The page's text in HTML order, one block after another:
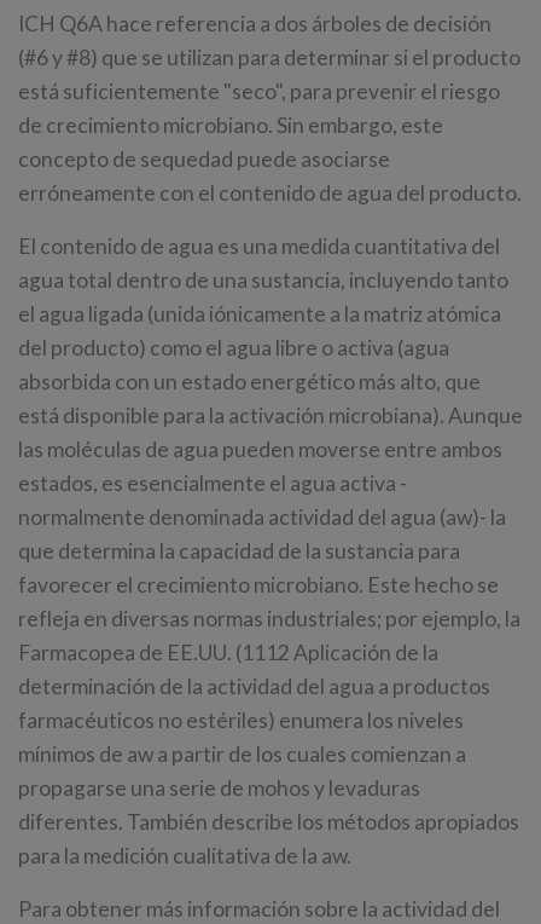
ICH Q6A hace referencia a dos árboles de decisión
(#6 y #8) que se utilizan para determinar si el producto
está suficientemente "seco", para prevenir el riesgo
de crecimiento microbiano. Sin embargo, este
concepto de sequedad puede asociarse
erróneamente con el contenido de agua del producto.
El contenido de agua es una medida cuantitativa del
agua total dentro de una sustancia, incluyendo tanto
el agua ligada (unida iónicamente a la matriz atómica
del producto) como el agua libre o activa (agua
absorbida con un estado energético más alto, que
está disponible para la activación microbiana). Aunque
las moléculas de agua pueden moverse entre ambos
estados, es esencialmente el agua activa -
normalmente denominada actividad del agua (aw)- la
que determina la capacidad de la sustancia para
favorecer el crecimiento microbiano. Este hecho se
refleja en diversas normas industriales; por ejemplo, la
Farmacopea de EE.UU. (1112 Aplicación de la
determinación de la actividad del agua a productos
farmacéuticos no estériles) enumera los niveles
mínimos de aw a partir de los cuales comienzan a
propagarse una serie de mohos y levaduras
diferentes. También describe los métodos apropiados
para la medición cualitativa de la aw.
Para obtener más información sobre la actividad del